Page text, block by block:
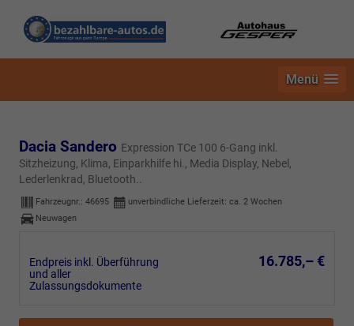
Menü
Dacia Sandero Expression TCe 100 6-Gang inkl.
Sitzheizung, Klima, Einparkhilfe hi., Media Display, Nebel,
Lederlenkrad, Bluetooth..
Fahrzeugnr.: 46695
unverbindliche Lieferzeit: ca. 2 Wochen
Neuwagen
Endpreis inkl. Überführung
und aller
Zulassungsdokumente
16.785,– €